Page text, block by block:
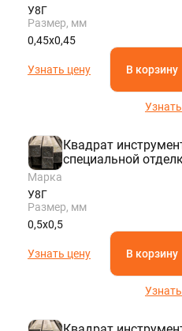
У8Г
Размер, мм
0,45х0,45
Узнать цену В корзину
Квадрат
специальной
Марка
У8Г
Размер, мм
0,5х0,5
Узнать цену В корзину